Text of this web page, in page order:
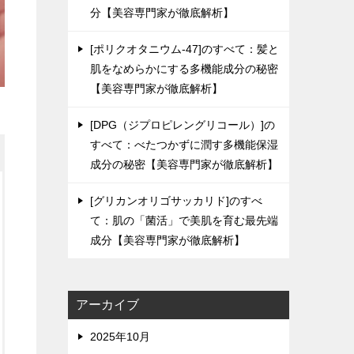
分【美容専門家が徹底解析】
[ポリクオタニウム-47]のすべて：髪と
肌をなめらかにする多機能成分の秘密
【美容専門家が徹底解析】
[DPG（ジプロピレングリコール）]の
すべて：べたつかずに潤す多機能保湿
成分の秘密【美容専門家が徹底解析】
[グリカンオリゴサッカリド]のすべ
て：肌の「菌活」で美肌を育む最先端
成分【美容専門家が徹底解析】
アーカイブ
2025年10月